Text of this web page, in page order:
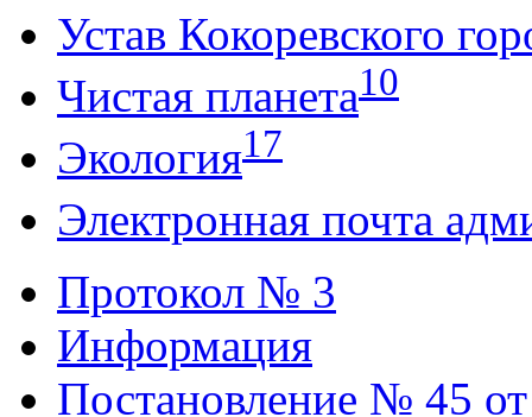
Устав Кокоревского
Чистая планета10
Экология17
Электронная почта
Протокол № 3
Информация
Постановление № 45